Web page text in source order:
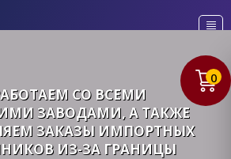
СО ВСЕМИ
ЗАВОДАМИ, А ТАКЖЕ
ЗАКАЗЫ ИМПОРТНЫХ
ИЗ-ЗА ГРАНИЦЫ
0